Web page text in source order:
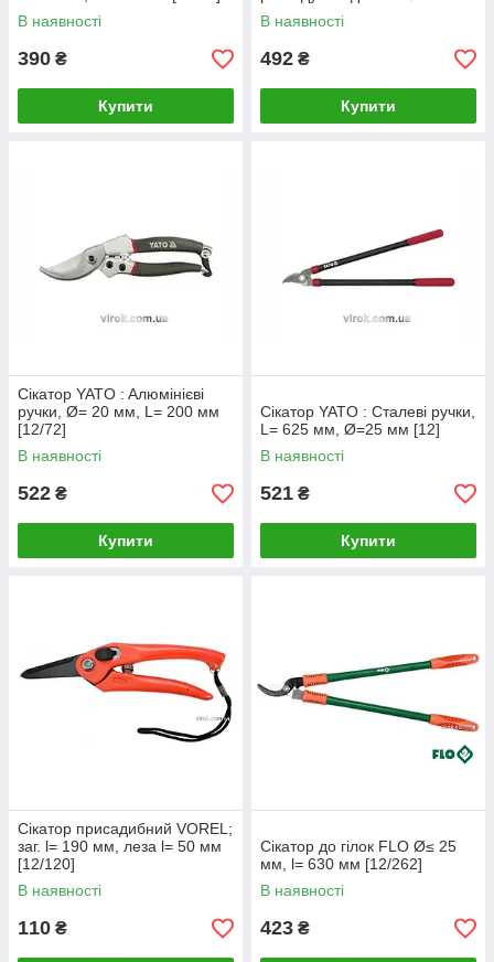
В наявності
390 ₴
Купити
20 мм, L=220 мм [12/48]
В наявності
492 ₴
Купити
Сікатор YATO : Aлюмінієві
ручки, Ø= 20 мм, L= 200 мм
[12/72]
В наявності
522 ₴
Купити
Сікатор YATO : Сталеві ручки,
L= 625 мм, Ø=25 мм [12]
В наявності
521 ₴
Купити
Сікатор присадибний VOREL;
заг. l= 190 мм, леза l= 50 мм
[12/120]
В наявності
110 ₴
Сікатор до гілок FLO Ø≤ 25
мм, l= 630 мм [12/262]
В наявності
423 ₴